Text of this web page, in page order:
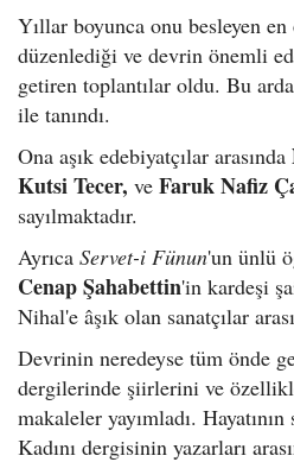
Yıllar boyunca onu besleyen
düzenlediği ve devrin önemli
getiren toplantılar oldu. Bu
ile tanındı.
Ona aşık edebiyatçılar arasında
Kutsi Tecer, ve Faruk Nafiz
sayılmaktadır.
Ayrıca Servet-i Fünun'un ünlü
Cenap Şahabettin'in kardeşi
Nihal'e âşık olan sanatçılar
Devrinin neredeyse tüm önde
dergilerinde şiirlerini ve
makaleler yayımladı.
Kadını dergisinin yazarları